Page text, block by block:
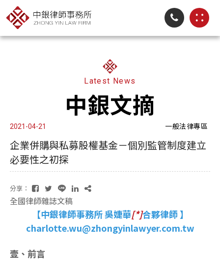
Latest News
中銀文摘
2021-04-21 一般法律專區
企業併購與私募股權基金－個別監管制度建立
必要性之初探
分享：
全國律師雜誌文稿
【中銀律師事務所 吳婕華[*]合夥律師 】
charlotte.wu@zhongyinlawyer.com.tw
壹、前言